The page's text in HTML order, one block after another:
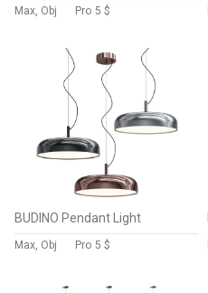
Max, Obj Pro 5 $
BUDINO Pendant Light
Max, Obj Pro 5 $